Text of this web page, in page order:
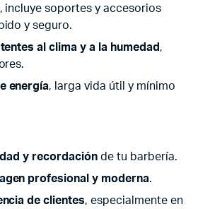
, incluye soportes y accesorios
y seguro.
al clima y a la humedad ,
energía, larga vida útil y mínimo
y recordaciónde tu barbería.
profesional y moderna.
de clientes, especialmente en